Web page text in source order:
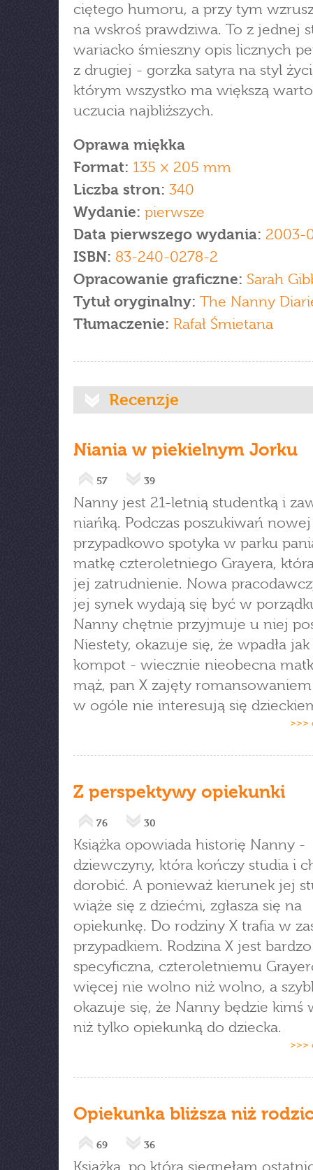
ciętego humoru, a przy tym
na wskroś prawdziwa. To z jednej
wariacko śmieszny opis licznych
z drugiej - gorzka satyra na styl
którym wszystko ma większą
uczucia najbliższych.
Oprawa miękka
Format: 135 × 205 mm
Liczba stron: 340
Wydanie: pierwsze
Data pierwszego wydania: 2003-
ISBN: 83-240-0278-2
Opracowanie graficzne: Sarah
Tytuł oryginalny: The Nanny
Tłumaczenie: Rafał Śmietana
Recenzje
Niania w piekielnym Jorku
57 39
Nanny jest 21-letnią studentką i
niańką. Podczas poszukiwań
przypadkowo spotyka w parku
matkę czteroletniego Grayera,
jej zatrudnienie. Nowa
jej synek wydają się być w
Nanny chętnie przyjmuje u niej
Niestety, okazuje się, że wpadła
kompot - wiecznie nieobecna
mąż, pan X zajęty
w ogóle nie interesują się
>>>
Z perspektywy opiekunki
76 30
Książka opowiada historię Nanny -
dziewczyny, która kończy studia i
dorobić. A ponieważ kierunek jej
wiąże się z dziećmi, zgłasza się na
opiekunkę. Do rodziny X trafia w
przypadkiem. Rodzina X jest bardzo
specyficzna, czteroletniemu
więcej nie wolno niż wolno, a
okazuje się, że Nanny będzie kimś
niż tylko opiekunką do dziecka.
>>>
Opiekunka bliższa niż
69 36
Książka, po którą sięgnęłam